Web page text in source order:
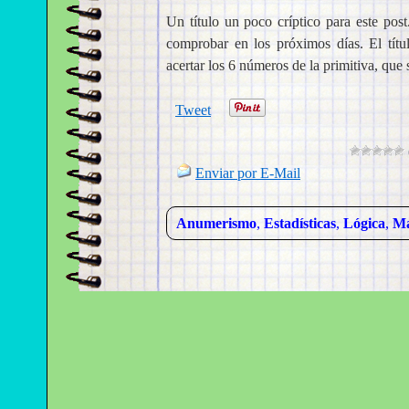
Un título un poco críptico para este
comprobar en los próximos días. El
acertar los 6 números de la primitiva,
Tweet
Enviar por E-Mail
Anumerismo, Estadísticas, Lógica,